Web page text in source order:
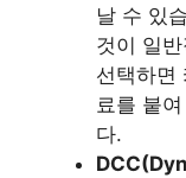
날 수 있
것이 일
선택하면
료를 붙
다.